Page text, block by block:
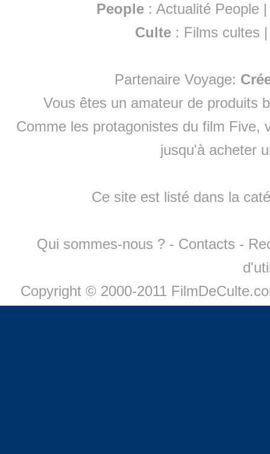
People :Actualité People
Culte : Films cultes
Partenaire Voyage:
Vous êtes un amateur de produits
Comme les protagonistes du film Five,
jusqu'à acheter
Ce site est listé dans la
Qui sommes-nous ? - Contacts -
Copyright © 2000-2011